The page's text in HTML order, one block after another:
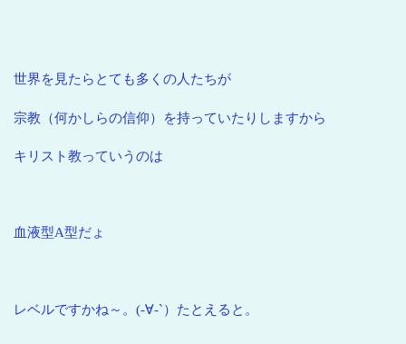
世界を見たらとても多くの人たちが
宗教（何かしらの信仰）を持っていたりしますから
キリスト教っていうのは
血液型A型だょ
レベルですかね～。(-∀-`）たとえると。